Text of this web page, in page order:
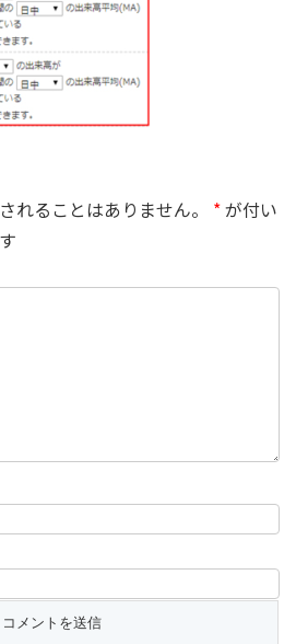
れることはありません。 *が付い